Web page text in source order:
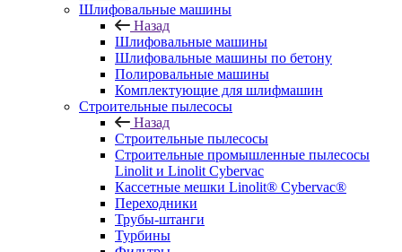
Шлифовальные машины
Назад
Шлифовальные машины
Шлифовальные машины по бетону
Полировальные машины
Комплектующие для шлифмашин
Строительные пылесосы
Назад
Строительные пылесосы
Строительные промышленные пылесосы
Linolit и Linolit Cybervac
Кассетные мешки Linolit® Cybervac®
Переходники
Трубы-штанги
Турбины